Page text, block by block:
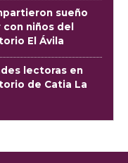
sueño
niños del
El Ávila
lectoras en
de Catia La